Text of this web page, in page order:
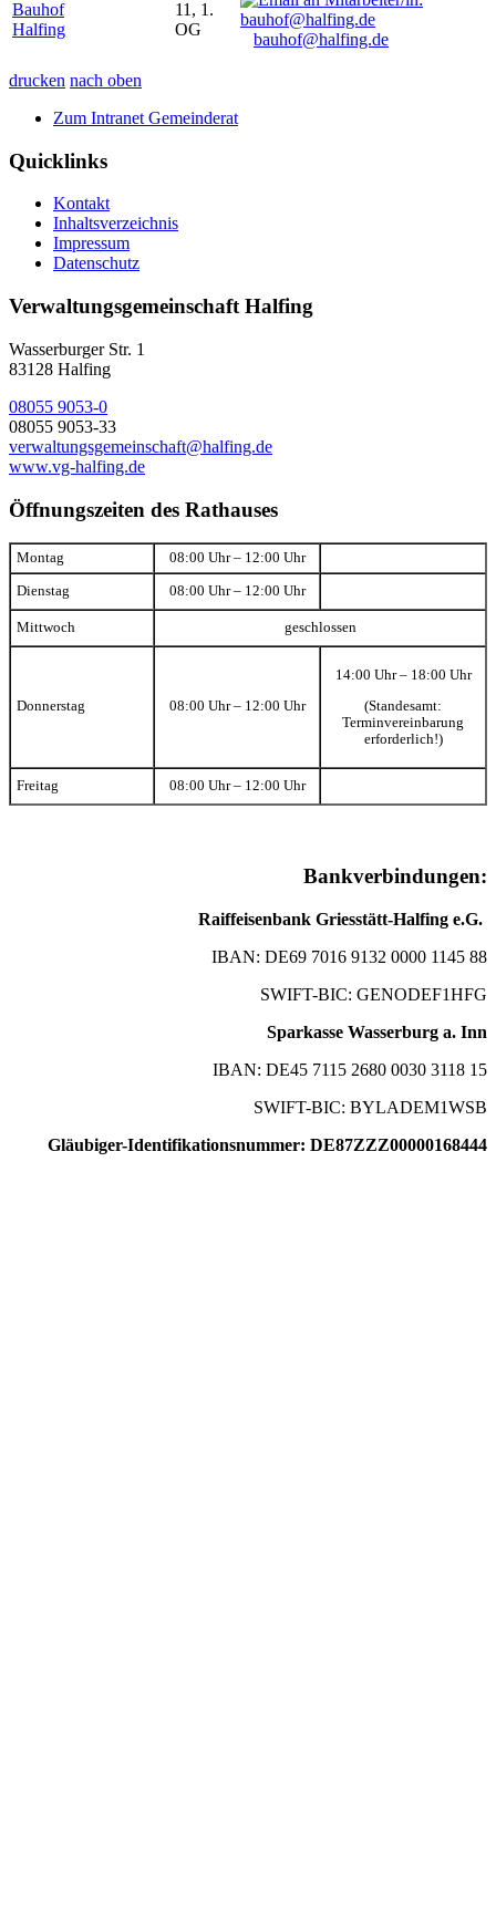
Bauhof
Halfing
11, 1.
OG
bauhof@halfing.de
drucken nach oben
Zum Intranet Gemeinderat
Quicklinks
Kontakt
Inhaltsverzeichnis
Impressum
Datenschutz
Verwaltungsgemeinschaft Halfing
Wasserburger Str. 1
83128 Halfing
08055 9053-0
08055 9053-33
verwaltungsgemeinschaft@halfing.de
www.vg-halfing.de
Öffnungszeiten des Rathauses
Montag 08:00 Uhr – 12:00 Uhr
Dienstag 08:00 Uhr – 12:00 Uhr
Mittwoch geschlossen
Donnerstag 08:00 Uhr – 12:00 Uhr
14:00 Uhr – 18:00 Uhr
(Standesamt:
Terminvereinbarung
erforderlich!)
Freitag 08:00 Uhr – 12:00 Uhr
Bankverbindungen:
Raiffeisenbank Griesstätt-Halfing e.G.
IBAN: DE69 7016 9132 0000 1145 88
SWIFT-BIC: GENODEF1HFG
Sparkasse Wasserburg a. Inn
IBAN: DE45 7115 2680 0030 3118 15
SWIFT-BIC: BYLADEM1WSB
Gläubiger-Identifikationsnummer: DE87ZZZ00000168444